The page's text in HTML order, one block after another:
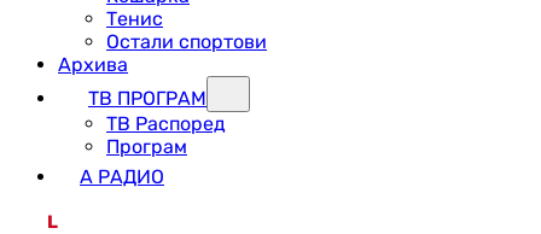
Тенис
Остали спортови
Архива
ТВ ПРОГРАМ
ТВ Распоред
Програм
А РАДИО
L